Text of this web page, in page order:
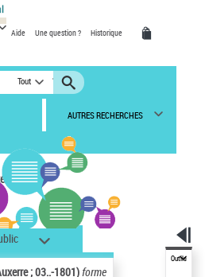
Aide Une question ? Historique
Tout
AUTRES RECHERCHES
; 03..-1801)forme
Outils